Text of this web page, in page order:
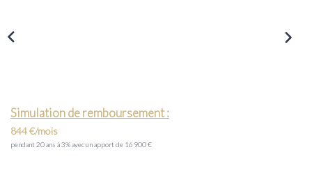
Intranet
Simulation de remboursement :
844 €/mois
pendant 20 ans à 3% avec un apport de 16 900 €